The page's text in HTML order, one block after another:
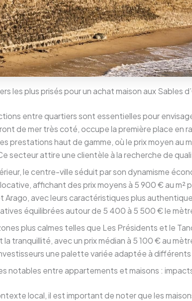
les plus prisés pour un achat maison aux Sables
entre quartiers sont essentielles pour
de mer très coté, occupe la première place en
prestations haut de gamme, où le prix moyen au
secteur attire une clientèle à la recherche de
le centre-ville séduit par son dynamisme
affichant des prix moyens à 5 900 € au m²
Arago, avec leurs caractéristiques plus
équilibrées autour de 5 400 à 5 500 € le
plus calmes telles que Les Présidents et le
la tranquillité, avec un prix médian à 5 100 € au
une palette variée adaptée à
notables entre appartements et maisons :
local, il est important de noter que les